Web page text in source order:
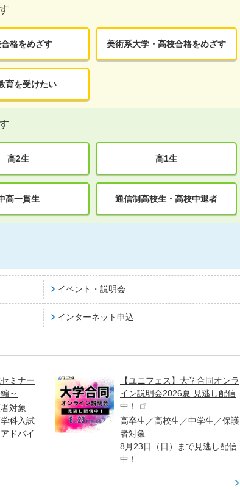
格をめざす 美術系大学・高校合格をめざす
育を受けたい
高2生 高1生
高一貫生 通信制高校生・高校中退者
イベント・説明会
インターネット申込
ミナー
～
対象
科入試
ドバイ
【ユニフェス】大学合同オンラ
イン説明会2026夏 見逃し配信
中！
高卒生／高校生／中学生／保護
者対象
8月23日（日）まで見逃し配信
中！